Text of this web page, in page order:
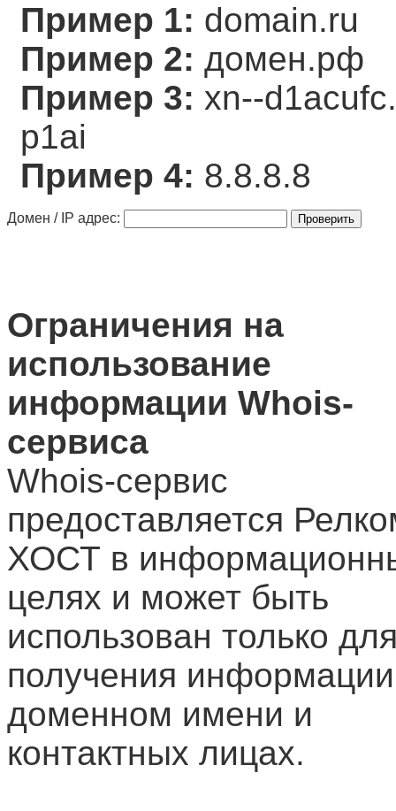
Пример 1: domain.ru
Пример 2: домен.рф
Пример 3: xn--
p1ai
Пример 4: 8.8.8.8
Домен / IP адрес:
Ограничения на
использование
информации Whois-
сервиса
Whois-сервис
предоставляется
ХОСТ в
целях и может быть
использован только
получения
доменном имени и
контактных лицах.